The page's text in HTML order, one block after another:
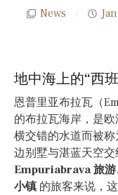
News
地中海上的“西
恩普里亚布拉瓦（
的布拉瓦海岸，是
横交错的水道而被
边别墅与湛蓝天空
Empuriabrava 旅游
小镇 的旅客来说，